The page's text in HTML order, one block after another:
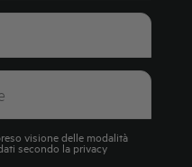
visione delle modalità
secondo la privacy